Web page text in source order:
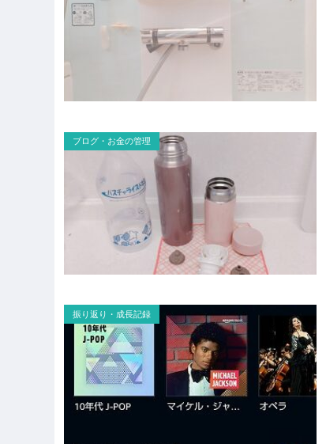
ブログ・お金の管理
振り返り・成長記録